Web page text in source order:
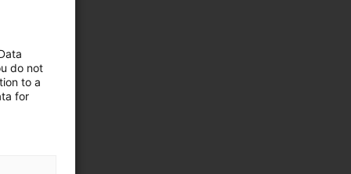
do not
to a
for